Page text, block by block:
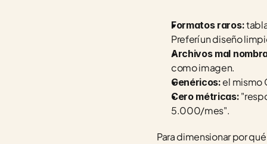
Formatos raros:
Preferí un diseño
Archivos mal
como imagen.
Genéricos: el mismo
Cero métricas:
5.000/mes".
Para dimensionar por